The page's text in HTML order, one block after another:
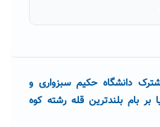
دانشگاه حکیم سبزواری و
بر بام بلندترین قله رشته کوه